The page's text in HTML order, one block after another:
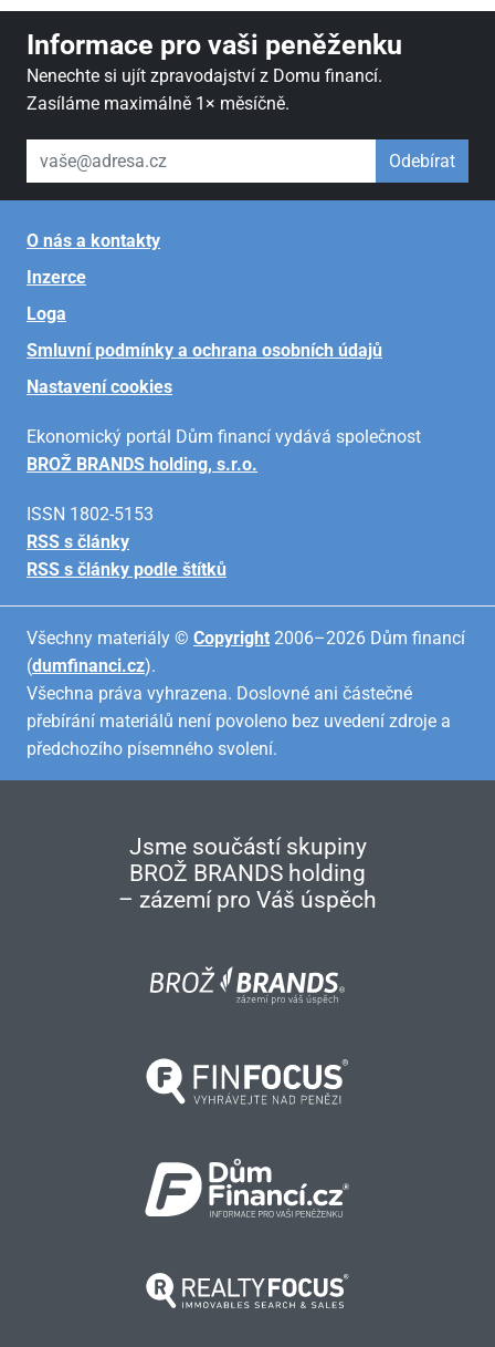
Informace pro vaši peněženku
Nenechte si ujít zpravodajství z Domu financí.
Zasíláme maximálně 1× měsíčně.
váš email Odebírat
O nás a kontakty
Inzerce
Loga
Smluvní podmínky a ochrana osobních údajů
Nastavení cookies
Ekonomický portál Dům financí vydává společnost
BROŽ BRANDS holding, s.r.o.
ISSN 1802-5153
RSS s články
RSS s články podle štítků
Všechny materiály © Copyright 2006–2026 Dům financí
(dumfinanci.cz).
Všechna práva vyhrazena. Doslovné ani částečné
přebírání materiálů není povoleno bez uvedení zdroje a
předchozího písemného svolení.
Jsme součástí skupiny
BROŽ BRANDS holding
– zázemí pro Váš úspěch